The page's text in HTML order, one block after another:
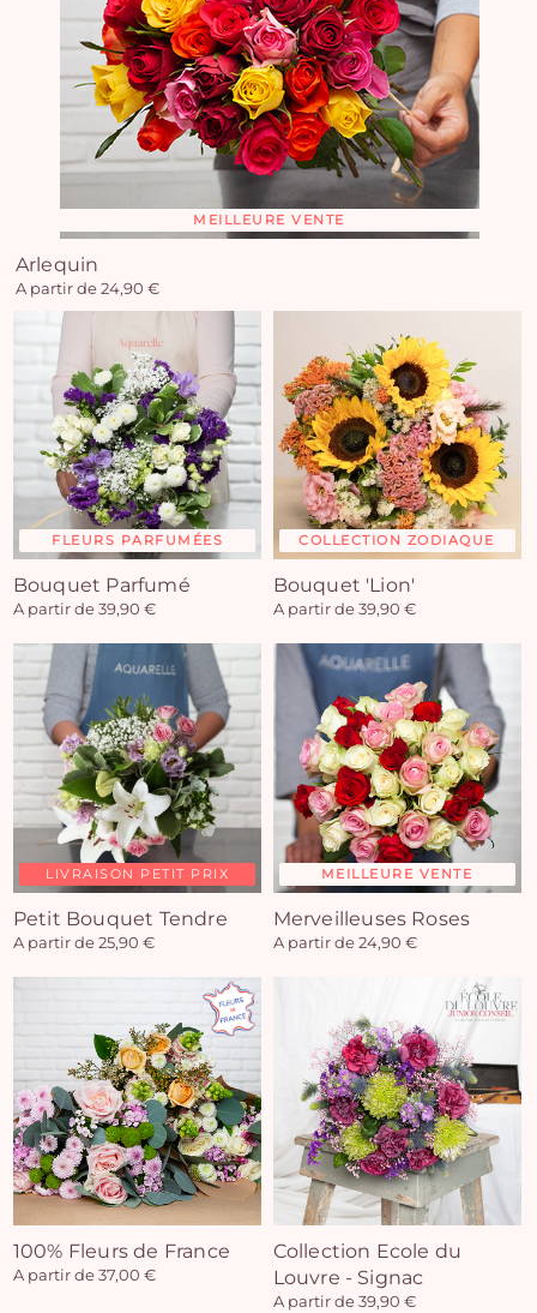
MEILLEURE VENTE
Arlequin
A partir de 24,90 €
FLEURS PARFUMÉES
Bouquet Parfumé
A partir de 39,90 €
COLLECTION ZODIAQUE
Bouquet 'Lion'
A partir de 39,90 €
LIVRAISON PETIT PRIX
Petit Bouquet Tendre
A partir de 25,90 €
MEILLEURE VENTE
Merveilleuses Roses
A partir de 24,90 €
100% Fleurs de France
A partir de 37,00 €
Collection Ecole du
Louvre - Signac
A partir de 39,90 €